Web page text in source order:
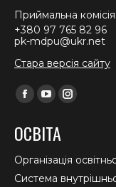
Приймальна комісія:
+380 97 765 82 96
pk-mdpu@ukr.net
Стара версія сайту
Find us on:
Facebook
opens
in
new
YouTube
opens
in
new
Instagram
in
new
ОСВІТА
Організація
Система